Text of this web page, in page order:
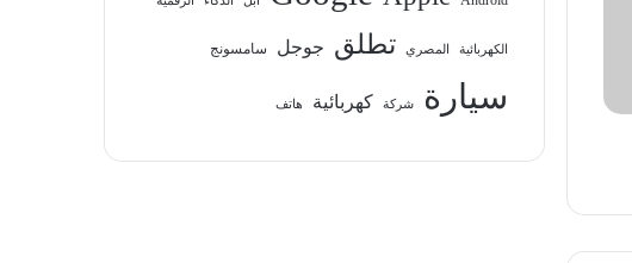
الكهربائية المصري تطلق جوجل سامسونج
سيارة شركة كهربائية هاتف